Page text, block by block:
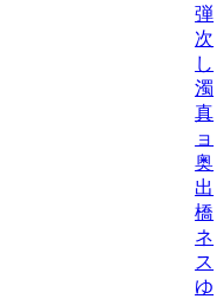
弾
次
し
濁/
真/
ョ
奥
出
橋
ネ
ス
ゆ